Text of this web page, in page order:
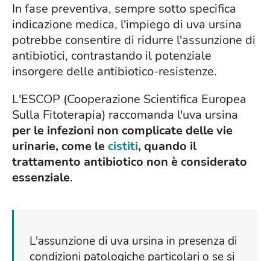
In fase preventiva, sempre sotto specifica
indicazione medica, l'impiego di uva ursina
potrebbe consentire di ridurre l'assunzione di
antibiotici, contrastando il potenziale
insorgere delle antibiotico-resistenze.
L'ESCOP (Cooperazione Scientifica Europea
Sulla Fitoterapia) raccomanda l'uva ursina
per le infezioni non complicate delle vie
urinarie, come lecistiti, quando il
trattamento antibiotico non è considerato
essenziale.
L'assunzione di uva ursina in presenza di
condizioni patologiche particolari o se si